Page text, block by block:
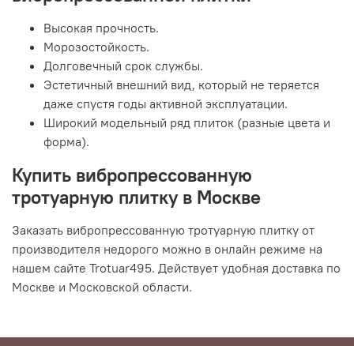
Высокая прочность.
Морозостойкость.
Долговечный срок службы.
Эстетичный внешний вид, который не теряется
даже спустя годы активной эксплуатации.
Широкий модельный ряд плиток (разные цвета и
форма).
Купить вибропрессованную
тротуарную плитку в Москве
Заказать вибропрессованную тротуарную плитку от
производителя недорого можно в онлайн режиме на
нашем сайте Trotuar495. Действует удобная доставка по
Москве и Московской области.